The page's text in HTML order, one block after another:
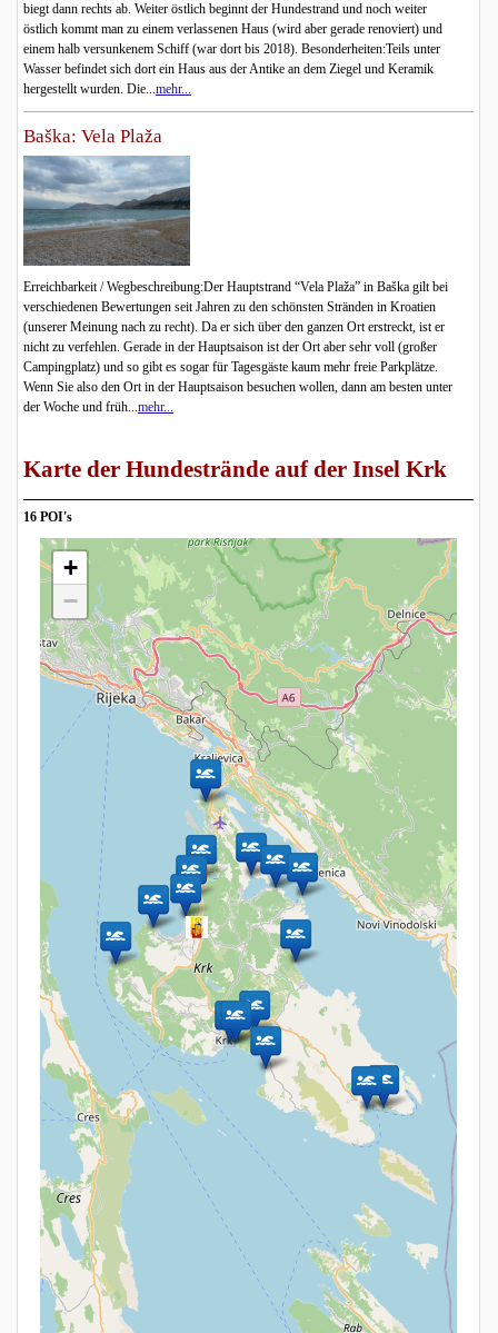
biegt dann rechts ab. Weiter östlich beginnt der Hundestrand und noch weiter
östlich kommt man zu einem verlassenen Haus (wird aber gerade renoviert) und
einem halb versunkenem Schiff (war dort bis 2018). Besonderheiten:Teils unter
Wasser befindet sich dort ein Haus aus der Antike an dem Ziegel und Keramik
hergestellt wurden. Die...mehr...
Baška: Vela Plaža
Erreichbarkeit / Wegbeschreibung:Der Hauptstrand “Vela Plaža” in Baška gilt bei
verschiedenen Bewertungen seit Jahren zu den schönsten Stränden in Kroatien
(unserer Meinung nach zu recht). Da er sich über den ganzen Ort erstreckt, ist er
nicht zu verfehlen. Gerade in der Hauptsaison ist der Ort aber sehr voll (großer
Campingplatz) und so gibt es sogar für Tagesgäste kaum mehr freie Parkplätze.
Wenn Sie also den Ort in der Hauptsaison besuchen wollen, dann am besten unter
der Woche und früh...mehr...
Karte der Hundestrände auf der Insel Krk
16 POI's
+
−
Urlaub mit Hund auf der Insel Krk in
Kroatien
Die Insel Krk in Kroatien ist die nächste Insel von Deutschland und Österreich
und ideal geeignet für Urlaub mit Hund (-en).
Seit über 20 Jahren fühlen sich Haustiere sehr wohl bei uns in den
Ferienwohnungen vom Turm Krk.
Von unseren 13 Appartements sind 11 für Hunde geeignet.